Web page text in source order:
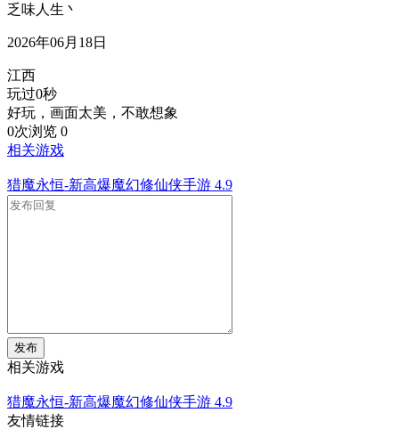
乏味人生丶
2026年06月18日
江西
玩过0秒
好玩，画面太美，不敢想象
0次浏览 0
相关游戏
猎魔永恒-新高爆魔幻修仙侠手游 4.9
发布
相关游戏
猎魔永恒-新高爆魔幻修仙侠手游 4.9
友情链接